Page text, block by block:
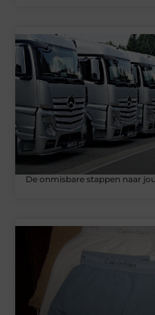
De onmisbare stappen naar